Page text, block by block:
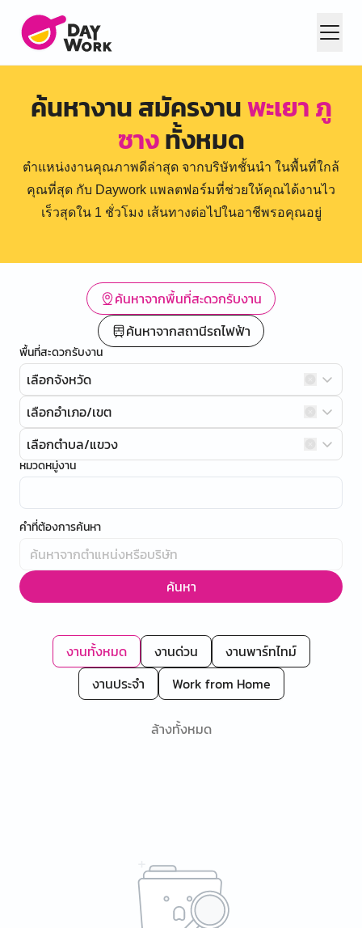
ค้นหางาน สมัครงานพะเยา ภู
ซางทั้งหมด
ตำแหน่งงานคุณภาพดีล่าสุด จากบริษัทชั้นนำ ในพื้นที่ใกล้
คุณที่สุด กับ Daywork แพลตฟอร์มที่ช่วยให้คุณได้งานไว
เร็วสุดใน 1 ชั่วโมง เส้นทางต่อไปในอาชีพรอคุณอยู่
ค้นหาจากพื้นที่สะดวกรับงาน
ค้นหาจากสถานีรถไฟฟ้า
พื้นที่สะดวกรับงาน
เลือกจังหวัด
เลือกอำเภอ/เขต
เลือกตำบล/แขวง
หมวดหมู่งาน
คำที่ต้องการค้นหา
ค้นหา
งานทั้งหมด งานด่วน
งานพาร์ทไทม์
งานประจำ
Work from Home
ล้างทั้งหมด